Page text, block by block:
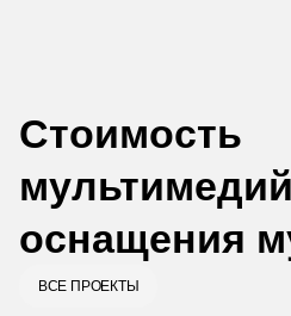
Стоимость
оснащения
ВСЕ ПРОЕКТЫ